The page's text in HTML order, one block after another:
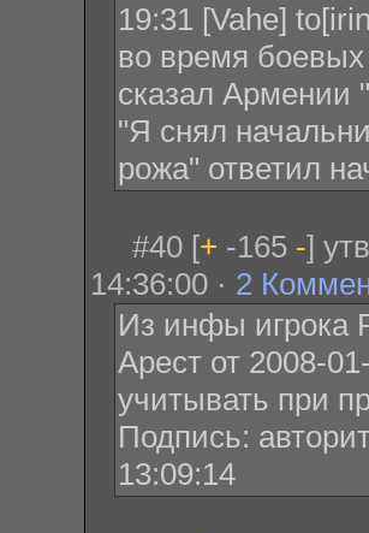
19:31 [Vahe]
во время
сказал Армении
"Я снял
рожа" ответил
#40 [+ -165 -]
14:36:00 · 2
Из инфы игрока
Арест от 2008-
учитывать при
Подпись:
13:09:14